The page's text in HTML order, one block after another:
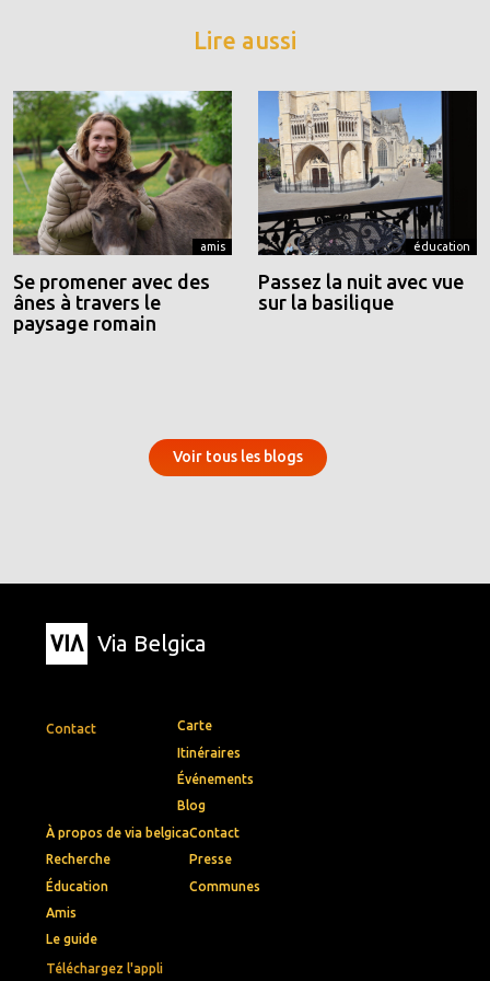
Lire aussi
amis
Se promener avec des
ânes à travers le
paysage romain
éducation
Passez la nuit avec vue
sur la basilique
Voir tous les blogs
Via Belgica
Contact
Téléchargez l'appli
Carte
Itinéraires
Événements
Blog
À propos de via belgica
Recherche
Éducation
Amis
Le guide
Contact
Presse
Communes